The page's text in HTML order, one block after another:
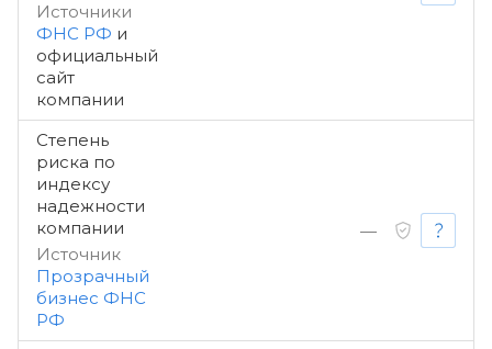
Источники
ФНС РФ и
официальный
сайт
компании
Степень
риска по
индексу
надежности
компании
Источник
Прозрачный
бизнес ФНС
РФ
—